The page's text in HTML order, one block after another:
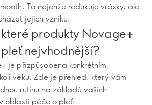
Ta nejenže redukuje vrásky, ale
jejich vzniku.
produkty Novage+
nejvhodnější?
je přizpůsobena konkrétním
věku. Zde je přehled, který vám
rutinu na základě vašich
oblasti péče o pleť: